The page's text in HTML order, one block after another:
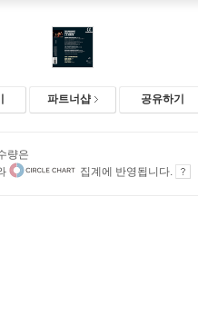
파트너샵 공유하기
량은
집계에 반영됩니다.